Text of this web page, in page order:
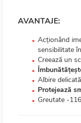
AVANTAJE:
Acționând
sensibilitate
Creează un
Albire delicată
Protejează
Greutate -